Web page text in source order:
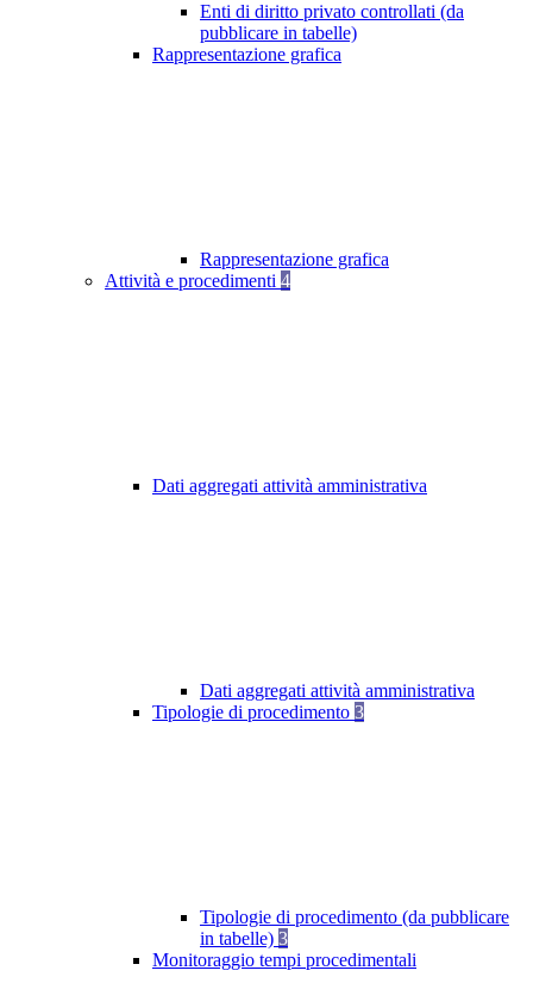
Enti di diritto privato controllati (da
pubblicare in tabelle)
Rappresentazione grafica
Rappresentazione grafica
Attività e procedimenti 4
Dati aggregati attività amministrativa
Dati aggregati attività amministrativa
Tipologie di procedimento 3
Tipologie di procedimento (da pubblicare
in tabelle) 3
Monitoraggio tempi procedimentali